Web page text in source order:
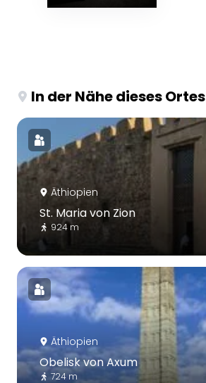
In der Nähe dieses Ortes
Äthiopien
St. Maria von Zion
924 m
Äthiopien
Obelisk von Axum
724 m